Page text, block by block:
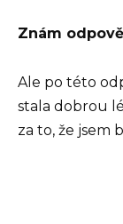
Znám
Ale po této
stala dobrou
za to, že jsem